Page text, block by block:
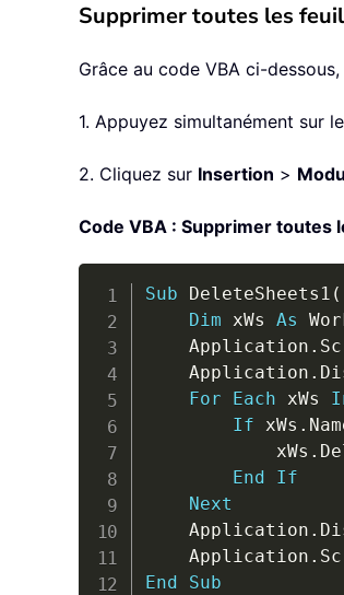
Supprimer toutes les
Grâce au code VBA ci-
1. Appuyez simultanément sur
2. Cliquez sur Insertion >
Code VBA : Supprimer toutes
Sub DeleteSheets1 (
Dim xWs As
	Application
.
	Application
.
For
Each xWs
If xWs .
			xWs
.
End
If
Next
	Application
.
	Application
.
End
Sub